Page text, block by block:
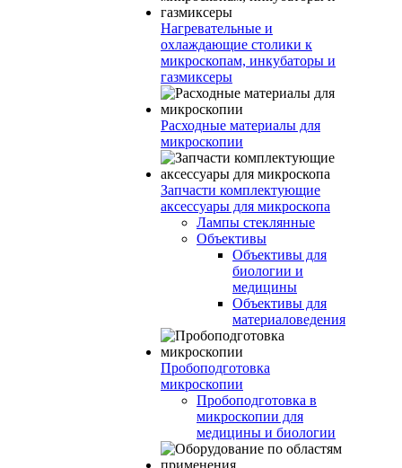
Нагревательные и
охлаждающие столики к
микроскопам, инкубаторы и
газмиксеры
Расходные материалы для
микроскопии
Запчасти комплектующие
аксессуары для микроскопа
Лампы стеклянные
Объективы
Объективы для
биологии и
медицины
Объективы для
материаловедения
Пробоподготовка
микроскопии
Пробоподготовка в
микроскопии для
медицины и биологии